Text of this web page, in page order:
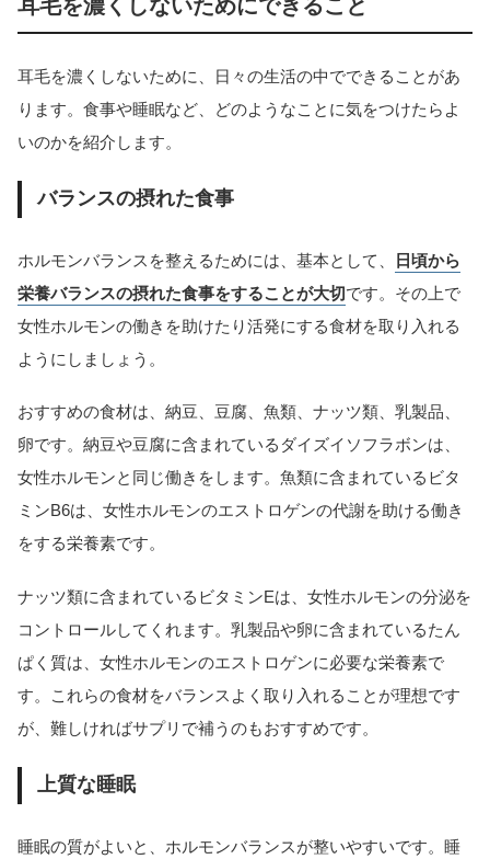
耳毛を濃くしないためにできること
耳毛を濃くしないために、日々の生活の中でできることがあ
ります。食事や睡眠など、どのようなことに気をつけたらよ
いのかを紹介します。
バランスの摂れた食事
ホルモンバランスを整えるためには、基本として、
日頃から
栄養バランスの摂れた食事をすることが大切です。その上で
女性ホルモンの働きを助けたり活発にする食材を取り入れる
ようにしましょう。
おすすめの食材は、納豆、豆腐、魚類、ナッツ類、乳製品、
卵です。納豆や豆腐に含まれているダイズイソフラボンは、
女性ホルモンと同じ働きをします。魚類に含まれているビタ
ミンB6は、女性ホルモンのエストロゲンの代謝を助ける働き
をする栄養素です。
ナッツ類に含まれているビタミンEは、女性ホルモンの分泌を
コントロールしてくれます。乳製品や卵に含まれているたん
ぱく質は、女性ホルモンのエストロゲンに必要な栄養素で
す。これらの食材をバランスよく取り入れることが理想です
が、難しければサプリで補うのもおすすめです。
上質な睡眠
睡眠の質がよいと、ホルモンバランスが整いやすいです。睡